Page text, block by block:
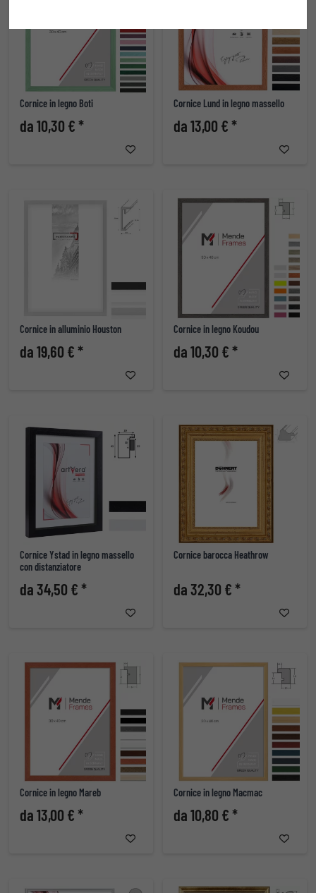
Cornice in legno Boti
da 10,30 € *
Cornice Lund in legno massello
da 13,00 € *
Cornice in alluminio Houston
da 19,60 € *
Cornice in legno Koudou
da 10,30 € *
Cornice Ystad in legno massello
con distanziatore
da 34,50 € *
Cornice barocca Heathrow
da 32,30 € *
Cornice in legno Mareb
da 13,00 € *
Cornice in legno Macmac
da 10,80 € *